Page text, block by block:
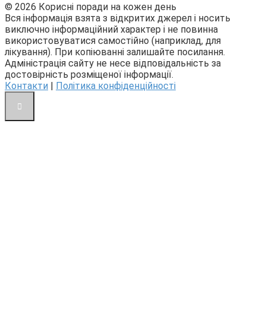
© 2026 Корисні поради на кожен день
Вся інформація взята з відкритих джерел і носить
виключно інформаційний характер і не повинна
використовуватися самостійно (наприклад, для
лікування). При копіюванні залишайте посилання.
Адміністрація сайту не несе відповідальність за
достовірність розміщеної інформації.
Контакти | Політика конфіденційності